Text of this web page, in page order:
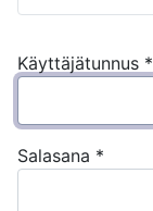
Käyttäjätunnus *
Salasana *